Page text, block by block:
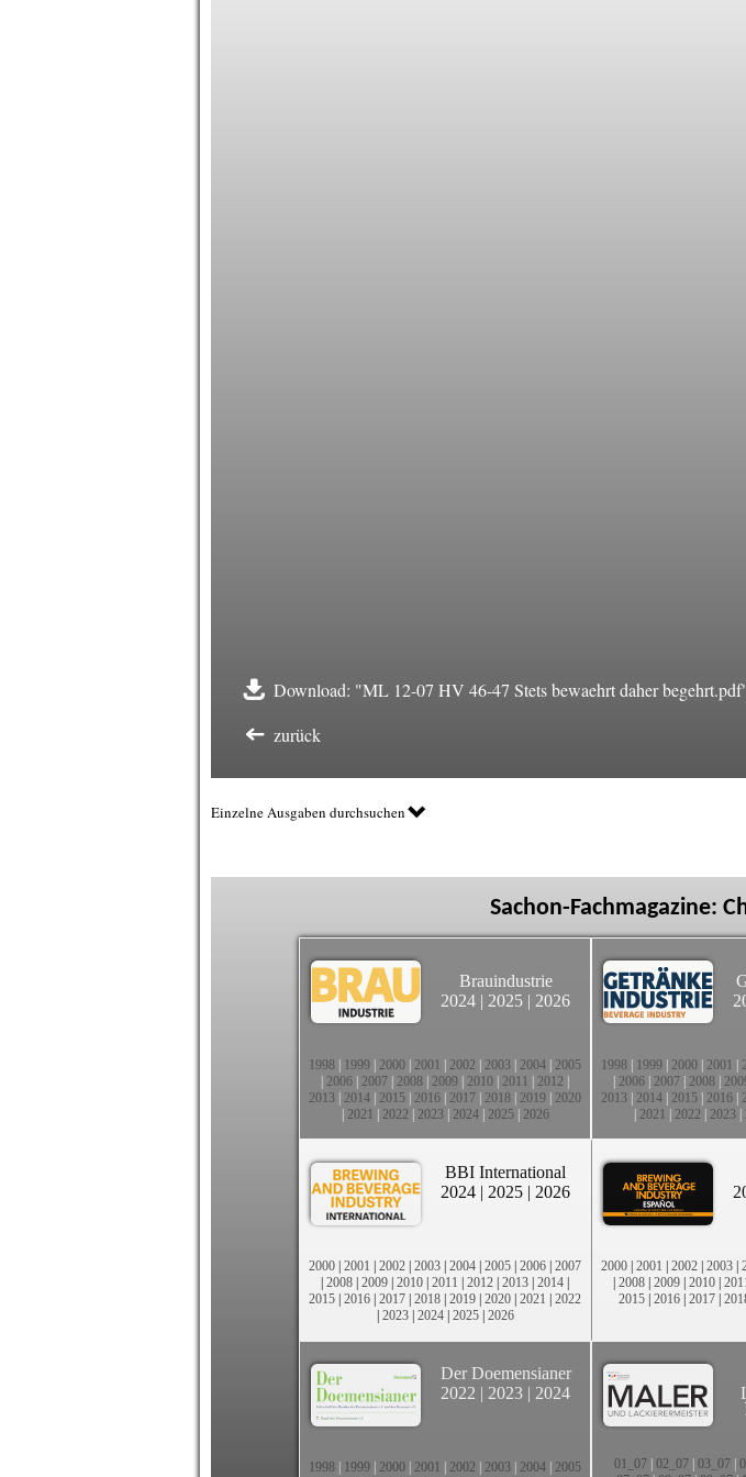
Download: "ML 12-07 HV 46-47 Stets bewaehrt daher
zurück
Einzelne Ausgaben durchsuchen
Sachon-Fachmagazine:
Brauindustrie
2024 | 2025 | 2026
1998 1999 2000 2001 2002 2003 2004 2005
2006 2007 2008 2009 2010 2011 2012
2013 2014 2015 2016 2017 2018 2019 2020
2021 2022 2023| 2024| 2025| 2026
1998 1999 2000 2001
2006 2007 2008
2013 2014 2015 2016
2021 2022 2023|
BBI International
2024 | 2025 | 2026
2000 | 2001 | 2002 | 2003 | 2004 | 2005 | 2006 | 2007
| 2008 | 2009 | 2010 | 2011 | 2012 | 2013 | 2014 |
2015 | 2016 | 2017 | 2018 | 2019 | 2020 | 2021 | 2022
| 2023| 2024| 2025| 2026
2000 | 2001 | 2002 | 2003 |
| 2008 | 2009 | 2010 |
2015 | 2016 | 2017 |
Der Doemensianer
2022 | 2023 | 2024
1998 1999 2000 2001 2002 2003 2004 2005
01_07| 02_07| 03_07|